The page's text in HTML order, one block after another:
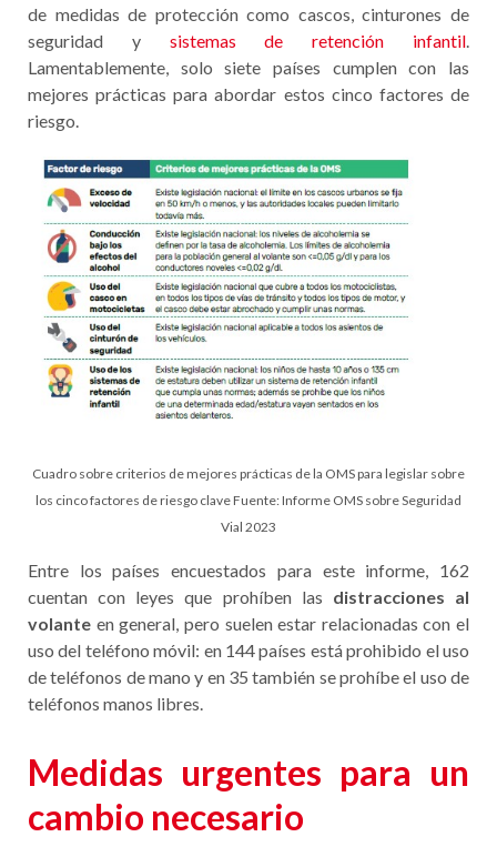
de medidas de protección como cascos, cinturones de
seguridad y sistemas de retención infantil.
Lamentablemente, solo siete países cumplen con las
mejores prácticas para abordar estos cinco factores de
riesgo.
Cuadro sobre criterios de mejores prácticas de la OMS para legislar sobre
los cinco factores de riesgo clave Fuente: Informe OMS sobre Seguridad
Vial 2023
Entre los países encuestados para este informe, 162
cuentan con leyes que prohíben las distracciones al
volante en general, pero suelen estar relacionadas con el
uso del teléfono móvil: en 144 países está prohibido el uso
de teléfonos de mano y en 35 también se prohíbe el uso de
teléfonos manos libres.
Medidas urgentes para un
cambio necesario